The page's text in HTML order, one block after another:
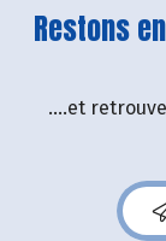
Restons
....et